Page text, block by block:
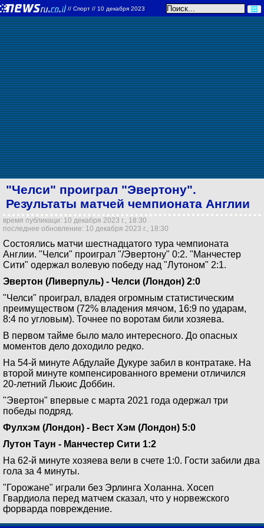
// Спорт // 10 декабря 2023
"Челси" проиграл "Эвертону".
Результаты матчей чемпионата Англии
время публикаци: 10 декабря 2023 г., 18:30
последнее обновление: 10 декабря 2023 г., 18:30
Состоялись матчи шестнадцатого тура чемпионата
Англии. "Челси" проиграл "/Эвертону" 0:2. "Манчестер
Сити" одержал волевую победу над "Лутоном" 2:1.
Эвертон (Ливерпуль) - Челси (Лондон) 2:0
"Челси" проиграл, владея огромным статистическим
преимуществом (72% владения мячом, 16:9 по ударам,
8:4 по угловым). Точнее по воротам били хозяева.
В первом тайме было мало интересного. До опасных
моментов дело доходило редко.
На 54-й минуте Абдулайе Дукуре забил в контратаке. На
второй минуте компенсированного времени отличился
20-летний Льюис Доббин.
"Эвертон" впервые с марта 2021 года одержал три
победы подряд.
Фулхэм (Лондон) - Вест Хэм (Лондон) 5:0
Лутон Таун - Манчестер Сити 1:2
На 62-й минуте хозяева вели в счете 1:0. Гости забили два
гола за 4 минуты.
"Горожане" играли без Эрлинга Холанна. Хосеп
Гвардиола перед матчем сказал, что у норвежского
форварда повреждение.